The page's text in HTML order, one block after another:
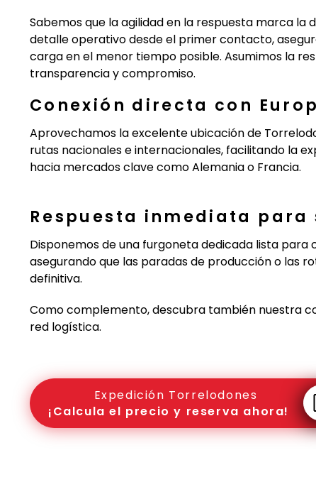
Sabemos que la agilidad en la respuesta marca la
detalle operativo desde el primer contacto,
carga en el menor tiempo posible. Asumimos la
transparencia y compromiso.
Conexión directa con
Aprovechamos la excelente ubicación de
rutas nacionales e internacionales, facilitando la
hacia mercados clave como Alemania o Francia.
Respuesta inmediata
Disponemos de una furgoneta dedicada lista para
asegurando que las paradas de producción o las
definitiva.
Como complemento, descubra también nuestra
red logística.
Expedición Torrelodones
¡Calcula el precio y reserva ahora!